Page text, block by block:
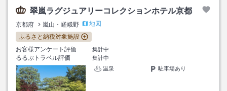
翠嵐ラグジュアリーコレクションホテル京都
京都府 嵐山・嵯峨野
地図
ふるさと納税対象施設
お客様アンケート評価
集計中
るるぶトラベル評価
集計中
温泉
駐車場あり